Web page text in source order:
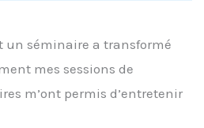
un séminaire a transformé
mes sessions de
m’ont permis d’entretenir